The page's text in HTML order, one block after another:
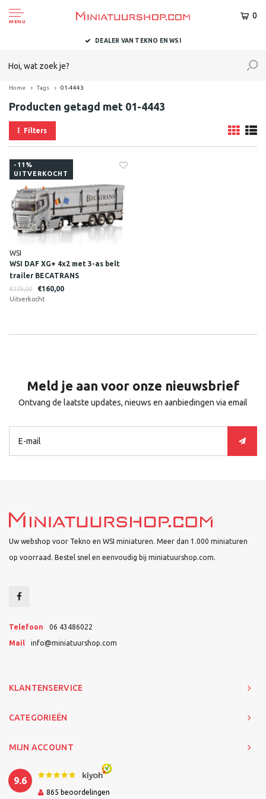
MENU
0
DEALER VAN TEKNO EN WSI
Home Tags 01-4443
Producten getagd met 01-4443
Filters
-11%
UITVERKOCHT
WSI
WSI DAF XG+ 4x2 met 3-as belt
trailer BECATRANS
€179,00 €160,00
Uitverkocht
Meld je aan voor onze nieuwsbrief
Ontvang de laatste updates, nieuws en aanbiedingen via email
Uw webshop voor Tekno en WSI miniaturen. Meer dan 1.000 miniaturen
op voorraad. Bestel snel en eenvoudig bij miniatuurshop.com.
Telefoon 06 43486022
Mail info@miniatuurshop.com
KLANTENSERVICE
CATEGORIEËN
MIJN ACCOUNT
9.6
865 beoordelingen